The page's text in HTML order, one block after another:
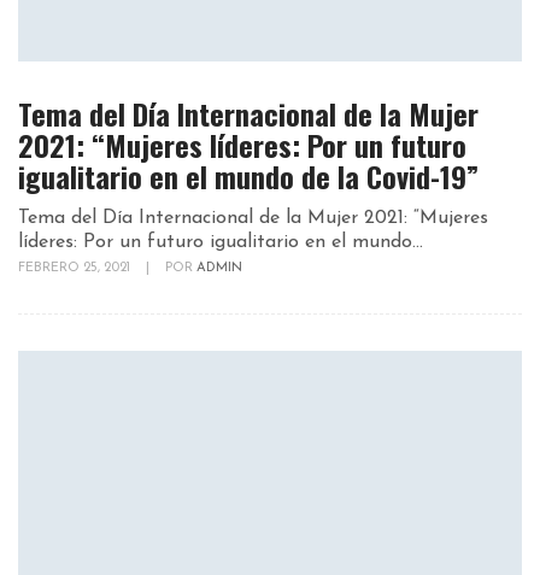
Tema del Día Internacional de la Mujer
2021: “Mujeres líderes: Por un futuro
igualitario en el mundo de la Covid-19”
Tema del Día Internacional de la Mujer 2021: “Mujeres
líderes: Por un futuro igualitario en el mundo...
FEBRERO 25, 2021 POR ADMIN